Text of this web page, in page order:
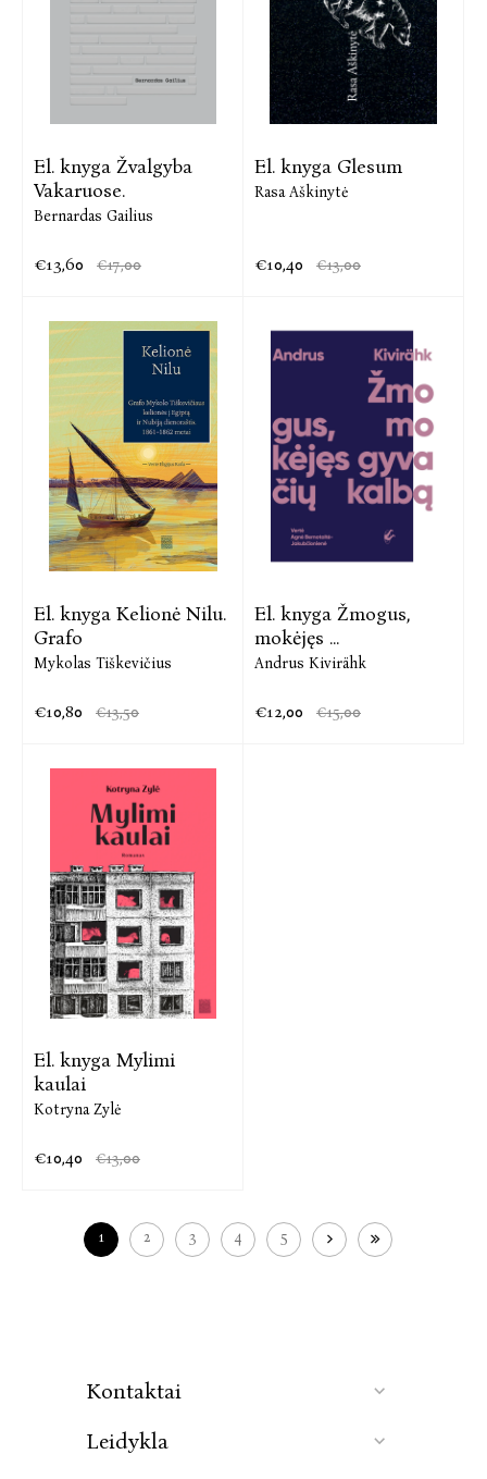
El. knyga Žvalgyba
Vakaruose.
Bernardas Gailius
€13,60 €17,00
El. knyga Glesum
Rasa Aškinytė
€10,40 €13,00
El. knyga Kelionė Nilu.
Grafo
Mykolas Tiškevičius
€10,80 €13,50
El. knyga Žmogus,
mokėjęs ...
Andrus Kivirähk
€12,00 €15,00
El. knyga Mylimi
kaulai
Kotryna Zylė
€10,40 €13,00
1 2 3 4 5
Kontaktai
Leidykla